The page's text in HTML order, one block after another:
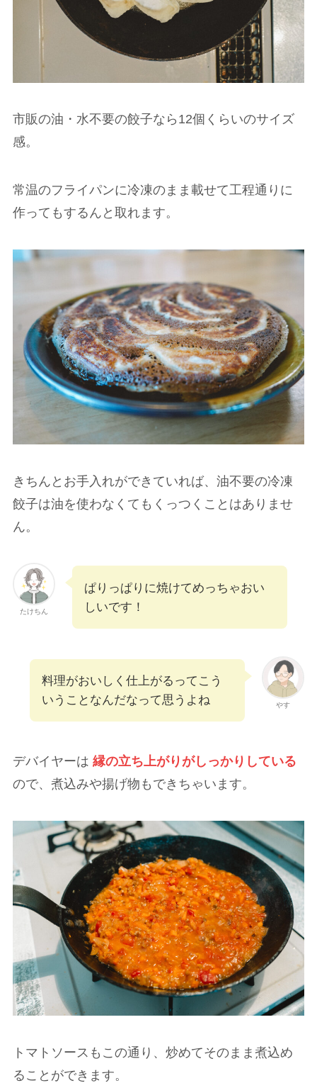
市販の油・水不要の餃子なら12個くらいのサイズ
感。
常温のフライパンに冷凍のまま載せて工程通りに
作ってもするんと取れます。
きちんとお手入れができていれば、油不要の冷凍
餃子は油を使わなくてもくっつくことはありませ
ん。
たけちん
ぱりっぱりに焼けてめっちゃおい
しいです！
やす
料理がおいしく仕上がるってこう
いうことなんだなって思うよね
デバイヤーは 縁の立ち上がりがしっかりしている
ので、煮込みや揚げ物もできちゃいます。
トマトソースもこの通り、炒めてそのまま煮込め
ることができます。